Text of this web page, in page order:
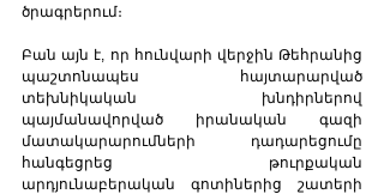
ծրագրերում։
Բան այն է, որ հունվարի վերջին Թեհրանից
պաշտոնապես հայտարարված
տեխնիկական խնդիրներով
պայմանավորված իրանական գազի
մատակարարումների դադարեցումը
հանգեցրեց թուրքական
արդյունաբերական գոտիներից շատերի